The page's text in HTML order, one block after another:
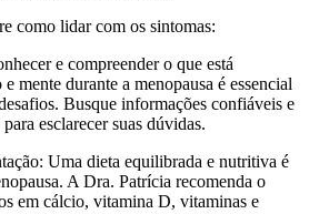
como lidar com os sintomas:
e compreender o que está
mente durante a menopausa é essencial
Busque informações confiáveis e
esclarecer suas dúvidas.
Uma dieta equilibrada e nutritiva é
A Dra. Patrícia recomenda o
em cálcio, vitamina D, vitaminas e